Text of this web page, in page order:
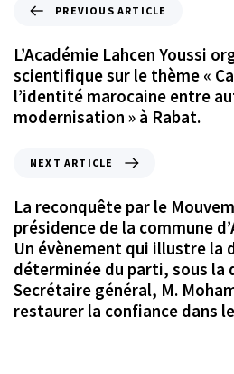
PREVIOUS ARTICLE
L’Académie Lahcen Youssi
scientifique sur le thème «
l’identité marocaine entre
modernisation » à Rabat.
NEXT ARTICLE
La reconquête par le
présidence de la commune
Un évènement qui illustre la
déterminée du parti, sous la
Secrétaire général, M.
restaurer la confiance dans